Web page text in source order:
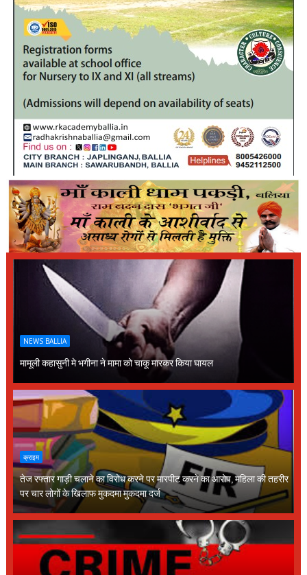
NEWS BALLIA
मामूली कहासुनी मे भगीना ने मामा को चाकू मारकर किया घायल
क्राइम
तेज रफ्तार गाड़ी चलाने का विरोध करने पर मारपीट करने का आरोप, महिला की तहरीर
पर चार लोगों के खिलाफ मुकदमा मुकदमा दर्ज